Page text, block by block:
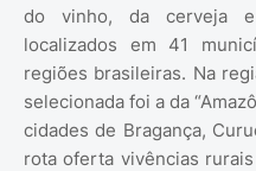
do vinho, da cerveja
localizados em 41
regiões brasileiras. Na
selecionada foi a da
cidades de Bragança,
rota oferta vivências